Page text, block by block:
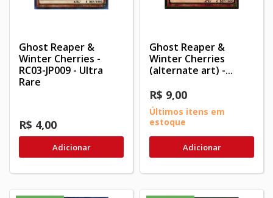
Ghost Reaper &
Winter Cherries -
RC03-JP009 - Ultra
Rare
R$ 4,00
Adicionar
Ghost Reaper &
Winter Cherries
(alternate art) -...
R$ 9,00
Últimos itens em
estoque
Adicionar